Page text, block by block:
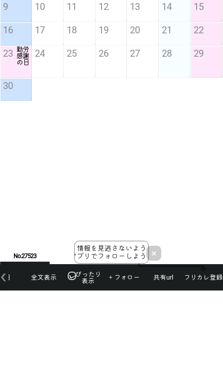
×
情報を見逃さないよう
アプリでフォローしよう！
No.27523
フリカレ登録
共有url
＋フォロー
ぴったり
表示
全文表示
日
9 10 11 12 13 14 15
16 17 18 19 20 21 22
23 勤労
感謝
の日
24 25 26 27 28 29
30